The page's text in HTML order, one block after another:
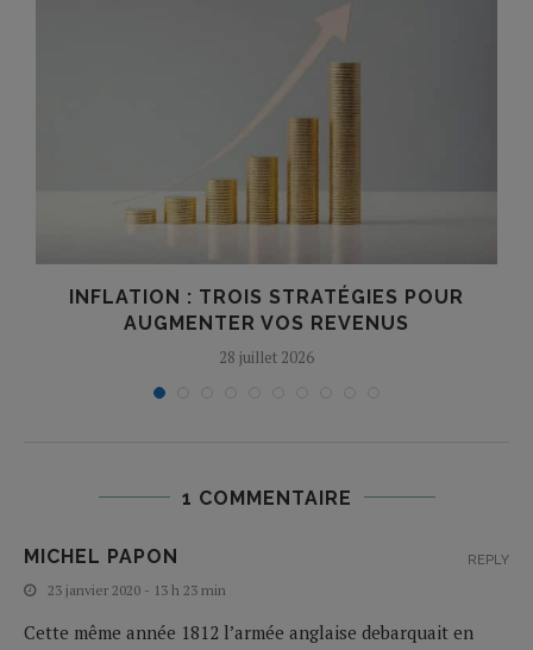
INFLATION : TROIS STRATÉGIES POUR
AUGMENTER VOS REVENUS
28 juillet 2026
1 COMMENTAIRE
MICHEL PAPON
23 janvier 2020 - 13 h 23 min
Cette même année 1812 l’armée anglaise debarquait en
REPLY